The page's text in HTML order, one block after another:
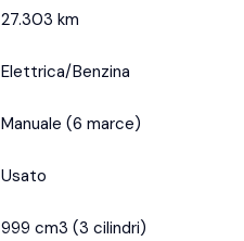
27.303 km
Elettrica/Benzina
Manuale (6 marce)
Usato
999 cm3 (3 cilindri)